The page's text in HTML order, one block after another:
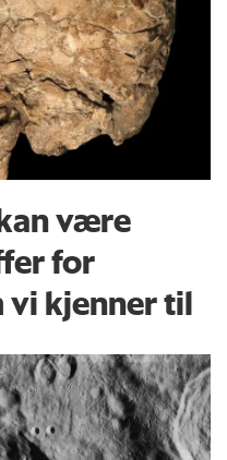
være
for
vi kjenner til